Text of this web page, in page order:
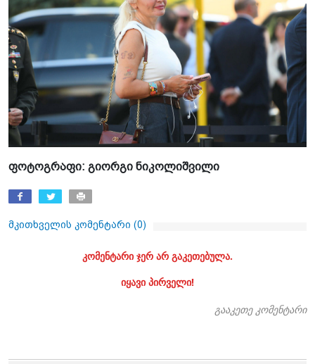
ფო­ტოგ­რა­ფი: გი­ორ­გი ნი­კო­ლიშ­ვი­ლი
მკითხველის კომენტარი (0)
კომენტარი ჯერ არ გაკეთებულა.
იყავი პირველი!
გააკეთე კომენტარი